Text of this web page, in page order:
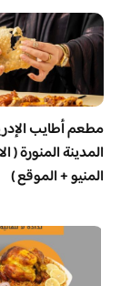
مطعم أطايب
المدينة المنورة (
المنيو + الموقع )